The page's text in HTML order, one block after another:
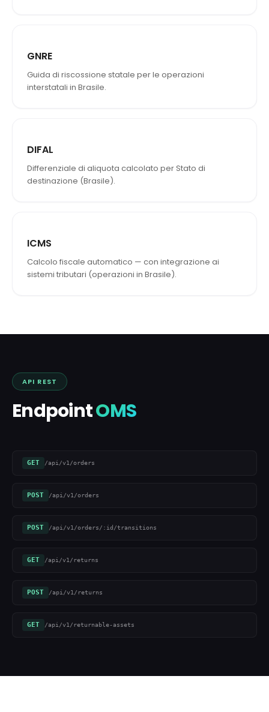
GNRE
Guida di riscossione statale per le operazioni
interstatali in Brasile.
DIFAL
Differenziale di aliquota calcolato per Stato di
destinazione (Brasile).
ICMS
Calcolo fiscale automatico — con integrazione ai
sistemi tributari (operazioni in Brasile).
API REST
EndpointOMS
GET /api/v1/orders
POST /api/v1/orders
POST /api/v1/orders/:id/transitions
GET /api/v1/returns
POST /api/v1/returns
GET /api/v1/returnable-assets